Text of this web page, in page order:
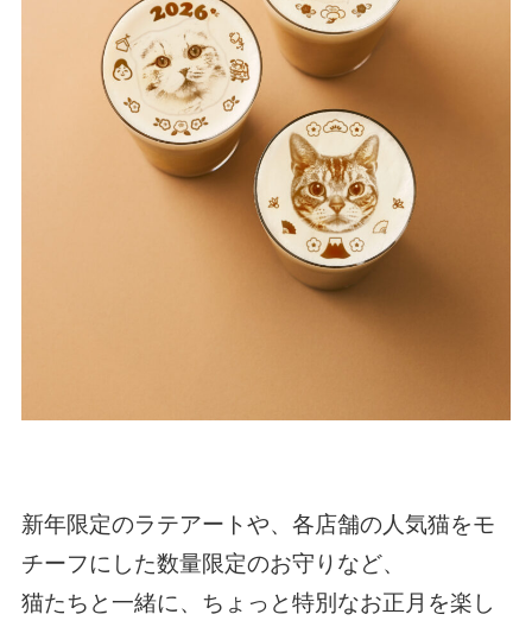
新年限定のラテアートや、各店舗の人気猫をモ
チーフにした数量限定のお守りなど、
猫たちと一緒に、ちょっと特別なお正月を楽し